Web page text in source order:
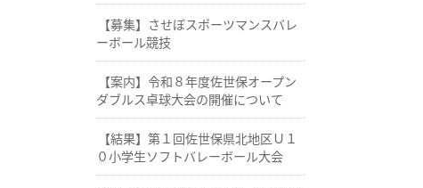
【募集】させぼスポーツマンスバレ
ーボール競技
【案内】令和８年度佐世保オープン
ダブルス卓球大会の開催について
【結果】第１回佐世保県北地区Ｕ１
０小学生ソフトバレーボール大会